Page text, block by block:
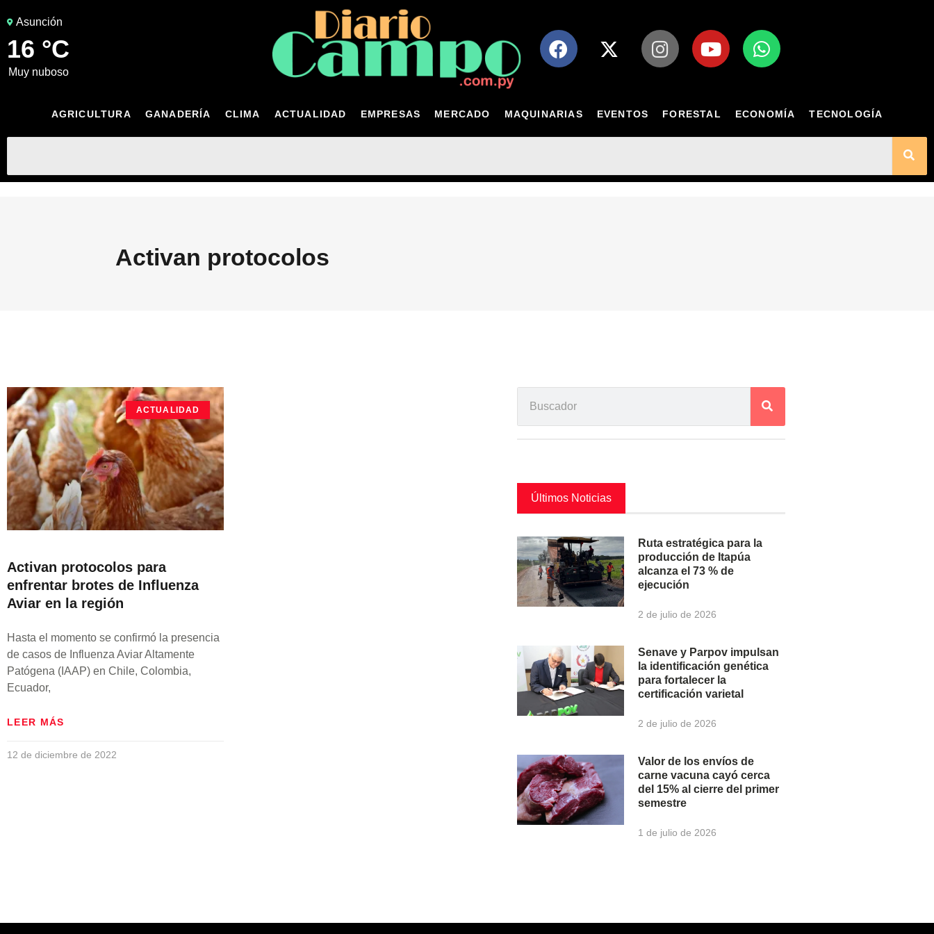
Asunción
16 °C
muy nuboso
AGRICULTURA GANADERÍA CLIMA ACTUALIDAD EMPRESAS MERCADO MAQUINARIAS EVENTOS FORESTAL ECONOMÍA TECNOLOGÍA
Activan protocolos
ACTUALIDAD
Activan protocolos para
enfrentar brotes de Influenza
Aviar en la región
Hasta el momento se confirmó la presencia
de casos de Influenza Aviar Altamente
Patógena (IAAP) en Chile, Colombia,
Ecuador,
LEER MÁS
12 de diciembre de 2022
Últimos Noticias
Ruta estratégica para la
producción de Itapúa
alcanza el 73 % de
ejecución
2 de julio de 2026
Senave y Parpov impulsan
la identificación genética
para fortalecer la
certificación varietal
2 de julio de 2026
Valor de los envíos de
carne vacuna cayó cerca
del 15% al cierre del primer
semestre
1 de julio de 2026